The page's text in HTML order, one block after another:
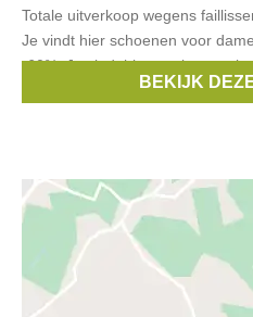
Totale uitverkoop wegens
Je vindt hier schoenen voor
-60%. Je vindt hier merken
BEKIJK